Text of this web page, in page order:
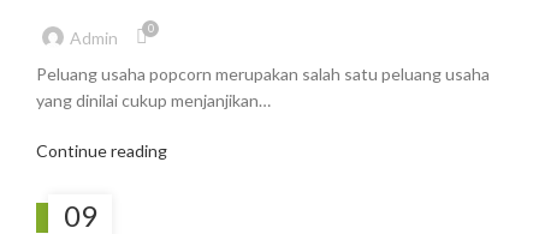
Admin 0
Peluang usaha popcorn merupakan salah satu peluang usaha
yang dinilai cukup menjanjikan…
Continue reading
09
BLOG